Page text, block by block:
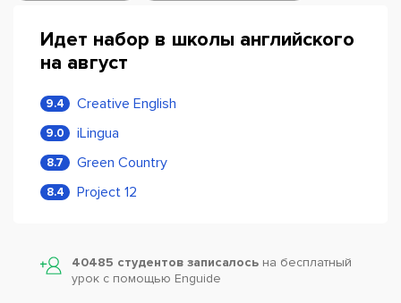
Идет набор в школы английского
на август
9.4 Creative English
9.0 iLingua
8.7 Green Country
8.4 Project 12
40485 студентов записалось на бесплатный
урок с помощью Enguide